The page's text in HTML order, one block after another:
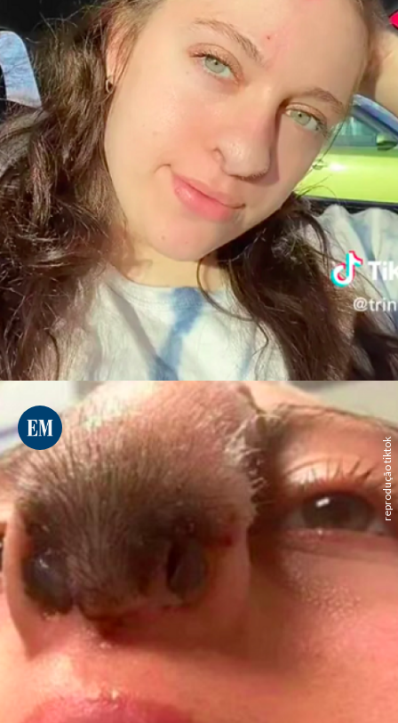
reprodução tiktok